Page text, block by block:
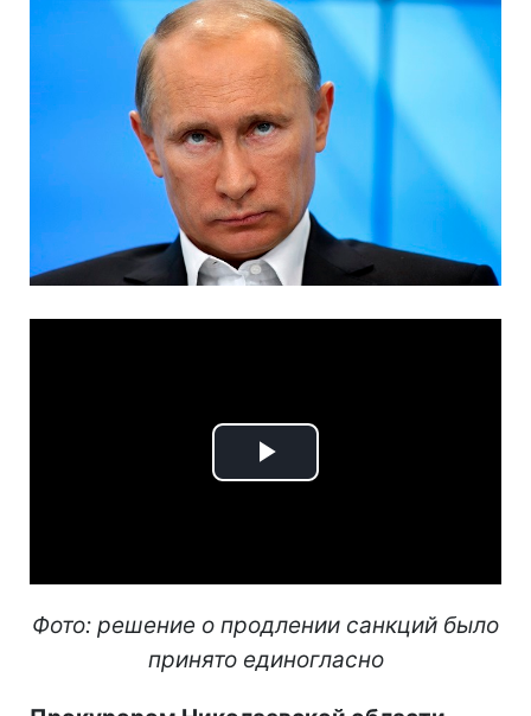
Play
Фото: решение о продлении санкций было
принято единогласно